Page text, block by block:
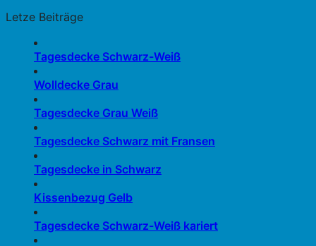
Letze Beiträge
Tagesdecke Schwarz-Weiß
Wolldecke Grau
Tagesdecke Grau Weiß
Tagesdecke Schwarz mit Fransen
Tagesdecke in Schwarz
Kissenbezug Gelb
Tagesdecke Schwarz-Weiß kariert